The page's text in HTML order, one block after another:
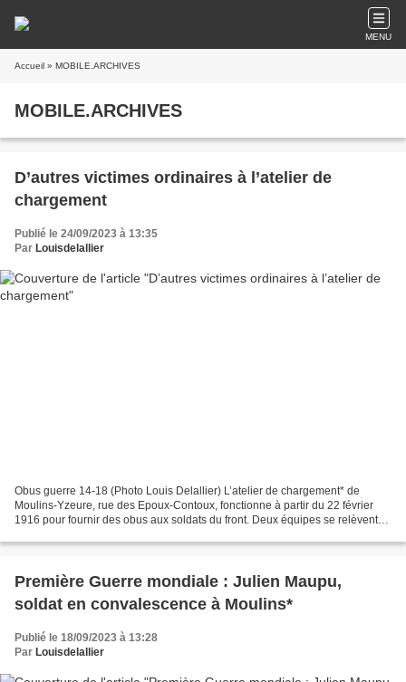
MENU
Accueil » MOBILE.ARCHIVES
MOBILE.ARCHIVES
D’autres victimes ordinaires à l’atelier de
chargement
Publié le 24/09/2023 à 13:35
Par Louisdelallier
Obus guerre 14-18 (Photo Louis Delallier) L’atelier de chargement* de
Moulins-Yzeure, rue des Epoux-Contoux, fonctionne à partir du 22 février
1916 pour fournir des obus aux soldats du front. Deux équipes se relèvent
Première Guerre mondiale : Julien Maupu,
soldat en convalescence à Moulins*
Publié le 18/09/2023 à 13:28
Par Louisdelallier